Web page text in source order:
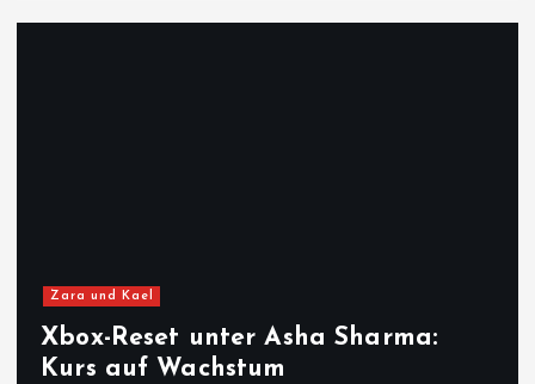
Zara und Kael
Xbox-Reset unter Asha Sharma:
Kurs auf Wachstum